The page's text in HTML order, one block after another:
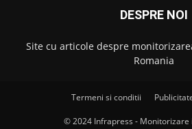
DESPRE NOI
Site cu articole despre
Romania
Termeni si conditii
© 2024 Infrapress -